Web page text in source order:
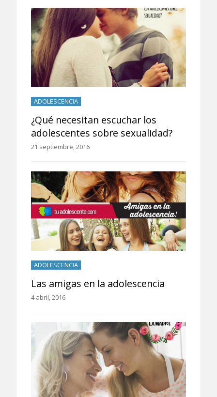
ADOLESCENCIA
¿Qué necesitan escuchar los
adolescentes sobre sexualidad?
21 septiembre, 2016
ADOLESCENCIA
Las amigas en la adolescencia
4 abril, 2016